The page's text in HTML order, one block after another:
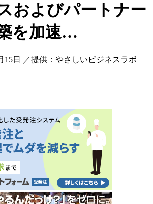
およびパートナー
を加速…
15日 ／提供：やさしいビジネスラボ